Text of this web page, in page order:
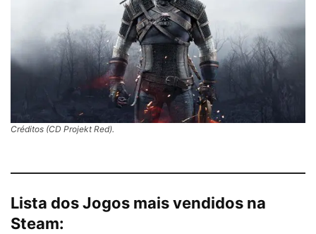
Créditos (CD Projekt Red).
Lista dos Jogos mais vendidos na
Steam: